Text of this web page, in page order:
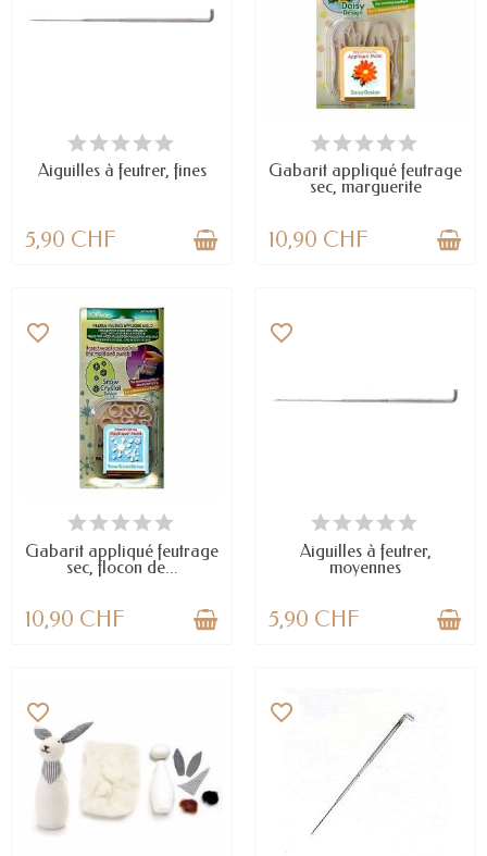
EN STOCK
Aiguilles à feutrer, fines
5,90 CHF
EN STOCK
Gabarit appliqué feutrage
sec, marguerite
10,90 CHF
DERNIERS ARTICLES EN STOCK
favorite_border
Gabarit appliqué feutrage
sec, flocon de...
10,90 CHF
EN STOCK
favorite_border
Aiguilles à feutrer,
moyennes
5,90 CHF
favorite_border favorite_border